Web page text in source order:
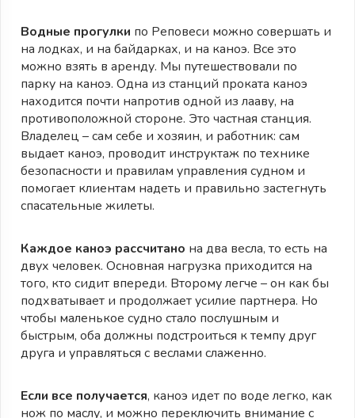
Водные прогулки по Реповеси можно совершать и
на лодках, и на байдарках, и на каноэ. Все это
можно взять в аренду. Мы путешествовали по
парку на каноэ. Одна из станций проката каноэ
находится почти напротив одной из лааву, на
противоположной стороне. Это частная станция.
Владелец – сам себе и хозяин, и работник: сам
выдает каноэ, проводит инструктаж по технике
безопасности и правилам управления судном и
помогает клиентам надеть и правильно застегнуть
спасательные жилеты.
Каждое каноэ рассчитано на два весла, то есть на
двух человек. Основная нагрузка приходится на
того, кто сидит впереди. Второму легче – он как бы
подхватывает и продолжает усилие партнера. Но
чтобы маленькое судно стало послушным и
быстрым, оба должны подстроиться к темпу друг
друга и управляться с веслами слаженно.
Если все получается, каноэ идет по воде легко, как
нож по маслу, и можно переключить внимание с